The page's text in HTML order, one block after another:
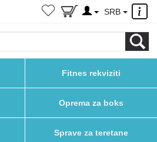
×
SRB
Fitnes rekviziti
Oprema za boks
Sprave za teretane